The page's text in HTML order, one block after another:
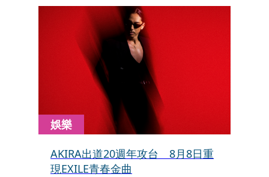
娛樂
AKIRA出道20週年攻台 8月8日重
現EXILE青春金曲